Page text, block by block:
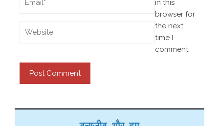
in this
browser for
the next
time I
comment.